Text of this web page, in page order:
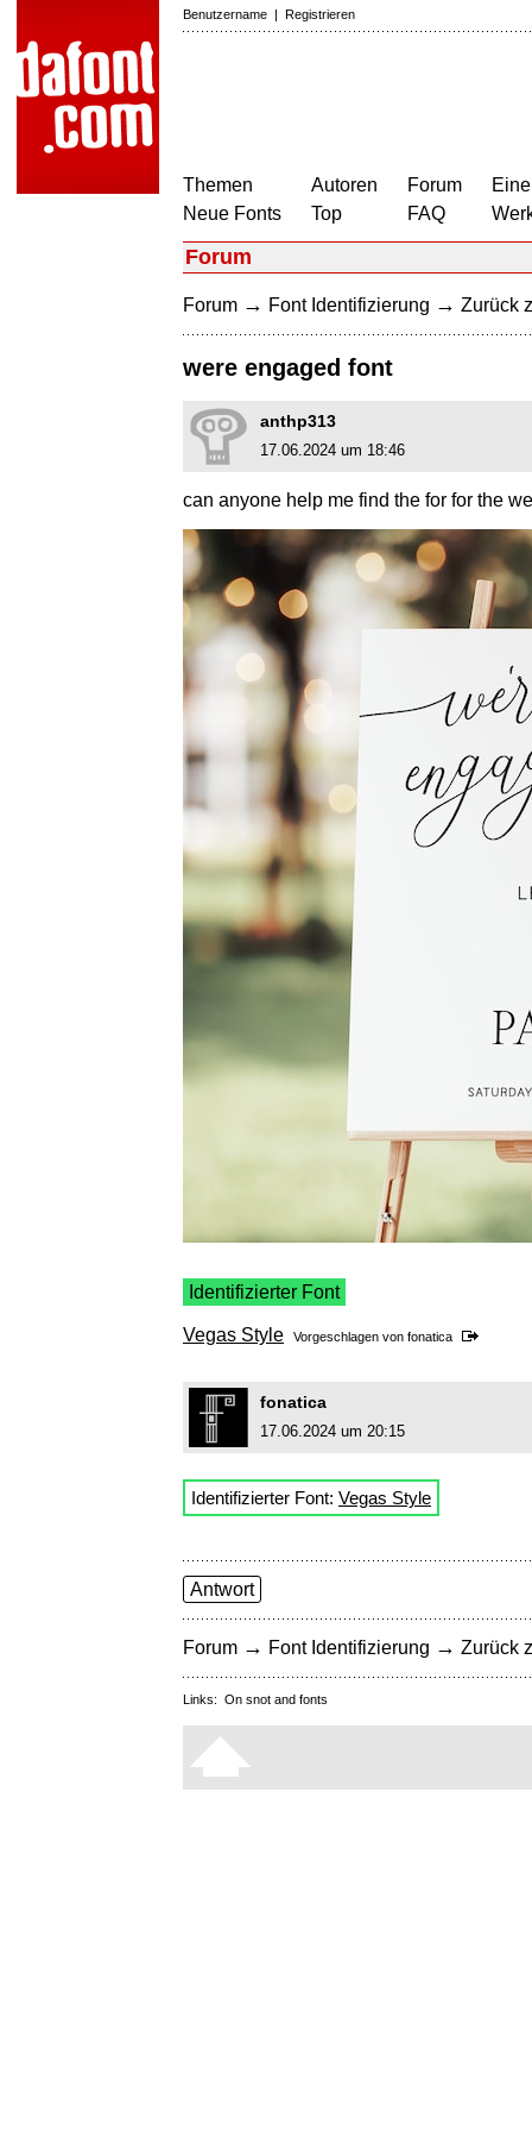
Benutzername | Registrieren
Themen
Neue Fonts
Autoren
Top
Forum
FAQ
Forum
Forum → Font Identifizierung → Zurück
were engaged font
anthp313
17.06.2024 um 18:46
can anyone help me find the for for the
Identifizierter Font
Vegas Style Vorgeschlagen von fonatica
fonatica
17.06.2024 um 20:15
Identifizierter Font: Vegas Style
Antwort
Forum → Font Identifizierung → Zurück
Links: On snot and fonts